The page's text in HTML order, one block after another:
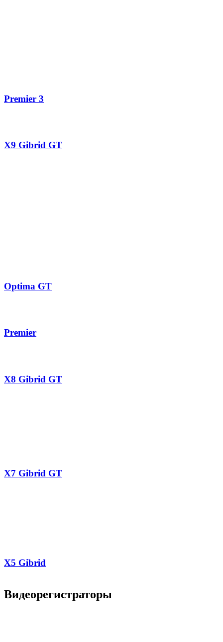
Premier 3
X9 Gibrid GT
Optima GT
Premier
X8 Gibrid GT
X7 Gibrid GT
X5 Gibrid
Видеорегистраторы